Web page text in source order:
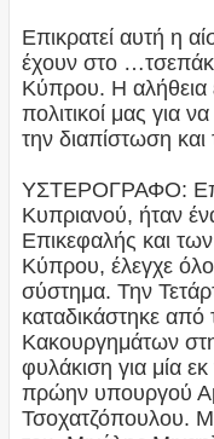
Επικρατεί αυτή η
έχουν στο
Κύπρου. Η αλήθεια
πολιτικοί μας για
την διαπίστωση
ΥΣΤΕΡΟΓΡΑΦΟ:
Κυπριανού, ήταν
Επικεφαλής και
Κύπρου, έλεγχε όλο
σύστημα. Την
καταδικάστηκε από
Κακουργημάτων
φυλάκιση για μία
πρώην υπουργού
Τσοχατζόπουλου.